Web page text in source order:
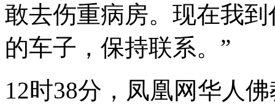
敢去伤重病房。现在我
的车子，保持联系。”
12时38分，凤凰网华人